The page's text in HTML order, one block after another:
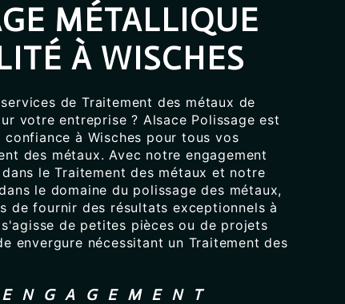
MÉTALLIQUE
À WISCHES
de Traitement des métaux de
votre entreprise ? Alsace Polissage est
à Wisches pour tous vos
des métaux. Avec notre engagement
le Traitement des métaux et notre
le domaine du polissage des métaux,
de fournir des résultats exceptionnels à
de petites pièces ou de projets
envergure nécessitant un Traitement des